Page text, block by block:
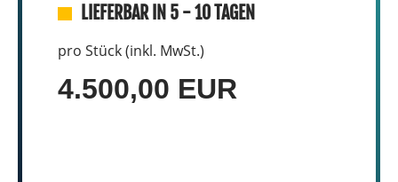
LIEFERBAR IN 5 - 10 TAGEN
pro Stück (inkl. MwSt.)
4.500,00 EUR